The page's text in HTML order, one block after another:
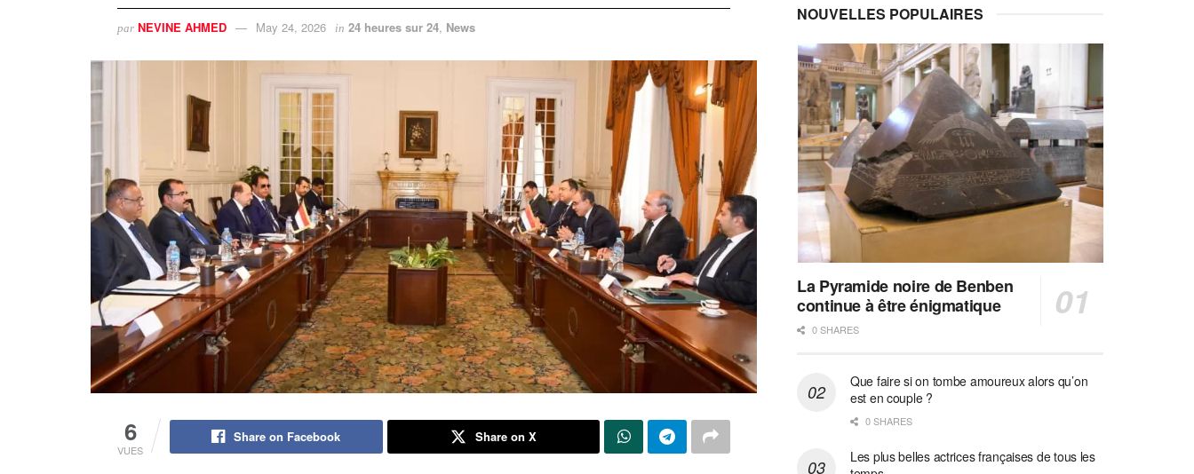
par NEVINE AHMED May 24, 2026 in 24 heures sur 24, News
6
VUES
Share on Facebook Share on X
NOUVELLES POPULAIRES
La Pyramide noire de Benben
continue à être énigmatique
0 SHARES
Que faire si on tombe amoureux alors qu’on
est en couple ?
0 SHARES
Les plus belles actrices françaises de tous les